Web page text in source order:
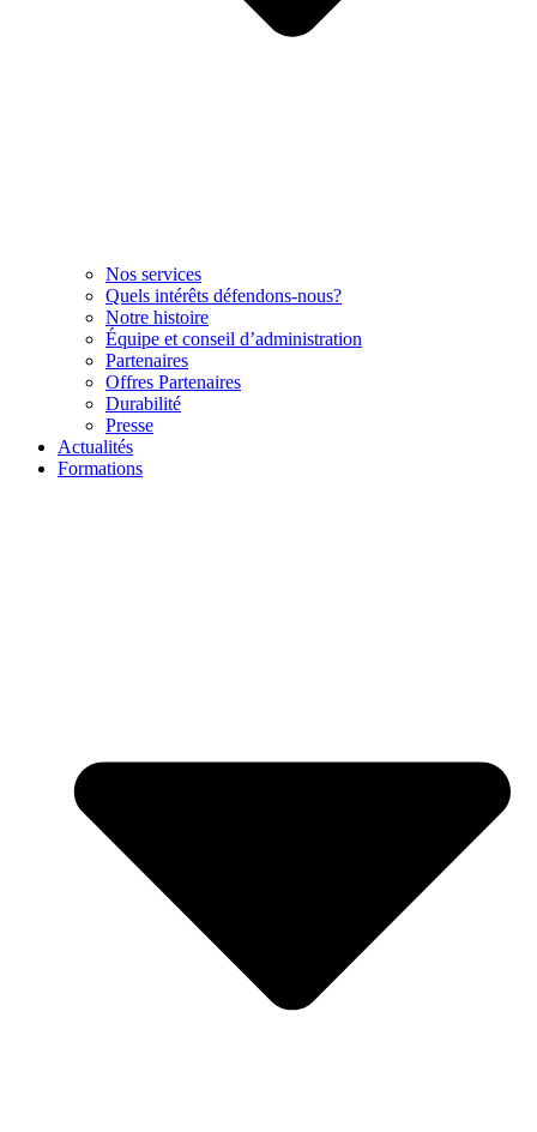
Nos services
Quels intérêts défendons-nous?
Notre histoire
Équipe et conseil d’administration
Partenaires
Offres Partenaires
Durabilité
Presse
Actualités
Formations